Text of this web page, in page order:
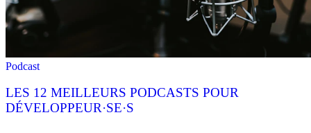
Podcast
LES 12 MEILLEURS PODCASTS POUR
DÉVELOPPEUR·SE·S